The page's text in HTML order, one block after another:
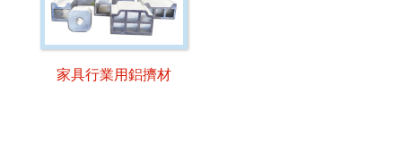
家具行業用鋁擠材